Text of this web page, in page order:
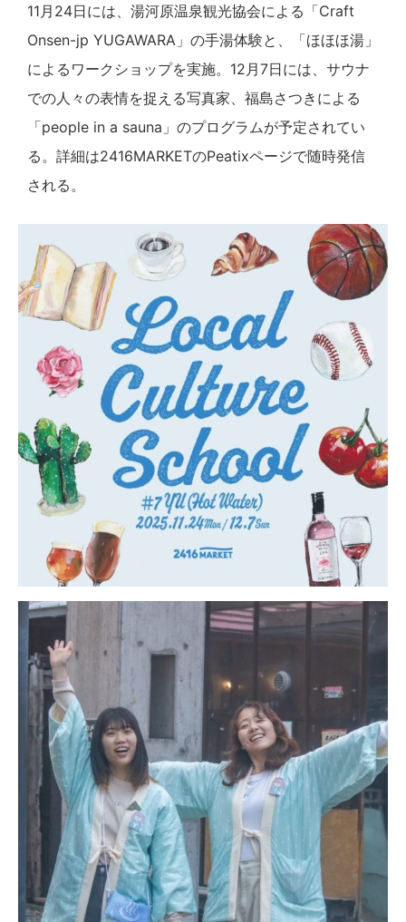
11月24日には、湯河原温泉観光協会による「Craft
Onsen-jp YUGAWARA」の手湯体験と、「ほほほ湯」
によるワークショップを実施。12月7日には、サウナ
での人々の表情を捉える写真家、福島さつきによる
「people in a sauna」のプログラムが予定されてい
る。詳細は2416MARKETのPeatixページで随時発信
される。